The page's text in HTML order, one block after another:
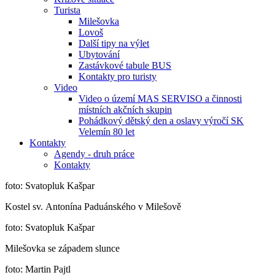
Turista
Milešovka
Lovoš
Další tipy na výlet
Ubytování
Zastávkové tabule BUS
Kontakty pro turisty
Video
Video o území MAS SERVISO a činnosti
místních akčních skupin
Pohádkový dětský den a oslavy výročí SK
Velemín 80 let
Kontakty
Agendy - druh práce
Kontakty
foto: Svatopluk Kašpar
Kostel sv. Antonína Paduánského v Milešově
foto: Svatopluk Kašpar
Milešovka se západem slunce
foto: Martin Pajtl